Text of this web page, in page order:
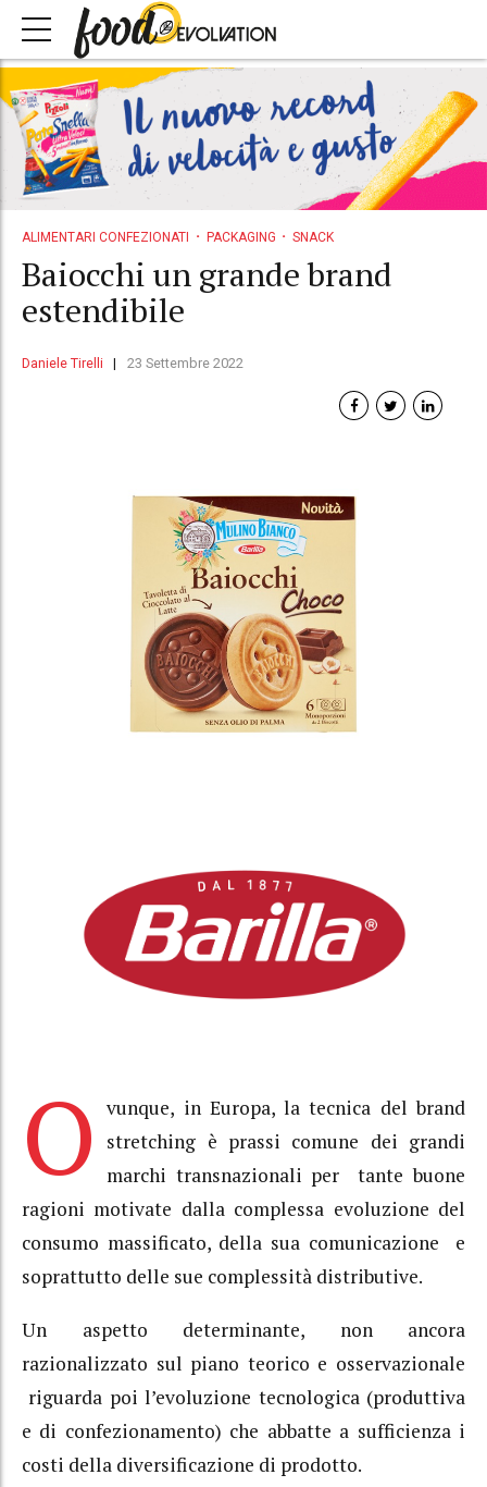
ALIMENTARI CONFEZIONATI PACKAGING SNACK
Baiocchi un grande brand
estendibile
Daniele Tirelli 23 Settembre 2022
O
vunque, in Europa, la tecnica del brand
stretching è prassi comune dei grandi
marchi transnazionali per tante buone
ragioni motivate dalla complessa evoluzione del
consumo massificato, della sua comunicazione e
soprattutto delle sue complessità distributive.
Un aspetto determinante, non ancora
razionalizzato sul piano teorico e osservazionale
riguarda poi l’evoluzione tecnologica (produttiva
e di confezionamento) che abbatte a sufficienza i
costi della diversificazione di prodotto.